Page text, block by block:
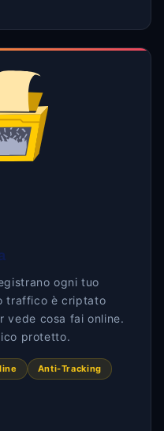
ogni tuo
traffico è criptato
vede cosa fai online.
protetto.
Anti-Tracking